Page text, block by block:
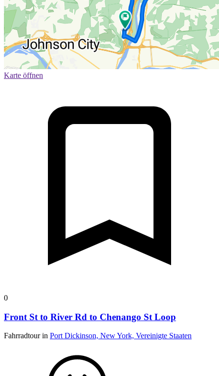
Karte öffnen
0
Front St to River Rd to Chenango St Loop
Fahrradtour in Port Dickinson, New York, Vereinigte Staaten